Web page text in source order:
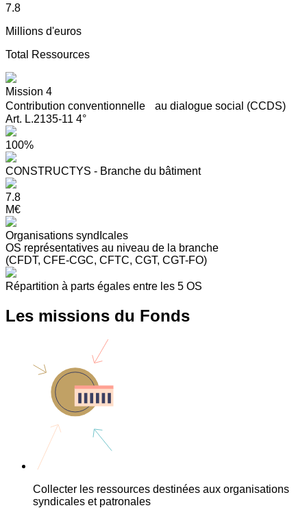
7.8
Millions d'euros
Total Ressources
Mission 4
Contribution conventionnelle au dialogue social (CCDS)
Art. L.2135-11 4°
100%
CONSTRUCTYS - Branche du bâtiment
7.8
M€
Organisations syndIcales
OS représentatives au niveau de la branche
(CFDT, CFE-CGC, CFTC, CGT, CGT-FO)
Répartition à parts égales entre les 5 OS
Les missions du Fonds
Collecter les ressources destinées aux organisations
syndicales et patronales